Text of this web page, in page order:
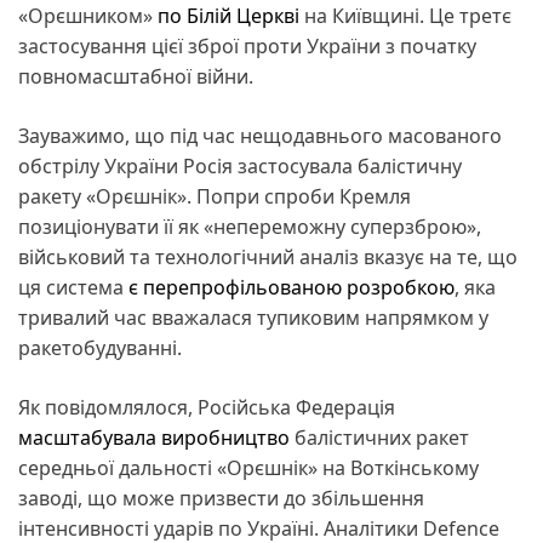
«Орєшником» по Білій Церкві на Київщині. Це третє
застосування цієї зброї проти України з початку
повномасштабної війни.
Зауважимо, що під час нещодавнього масованого
обстрілу України Росія застосувала балістичну
ракету «Орєшнік». Попри спроби Кремля
позиціонувати її як «непереможну суперзброю»,
військовий та технологічний аналіз вказує на те, що
ця система є перепрофільованою розробкою, яка
тривалий час вважалася тупиковим напрямком у
ракетобудуванні.
Як повідомлялося, Російська Федерація
масштабувала виробництво балістичних ракет
середньої дальності «Орєшнік» на Воткінському
заводі, що може призвести до збільшення
інтенсивності ударів по Україні. Аналітики Defence